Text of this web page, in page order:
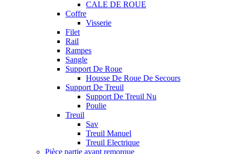
CALE DE ROUE
Coffre
Visserie
Filet
Rail
Rampes
Sangle
Support De Roue
Housse De Roue De Secours
Support De Treuil
Support De Treuil Nu
Poulie
Treuil
Sav
Treuil Manuel
Treuil Electrique
Pièce partie avant remorque